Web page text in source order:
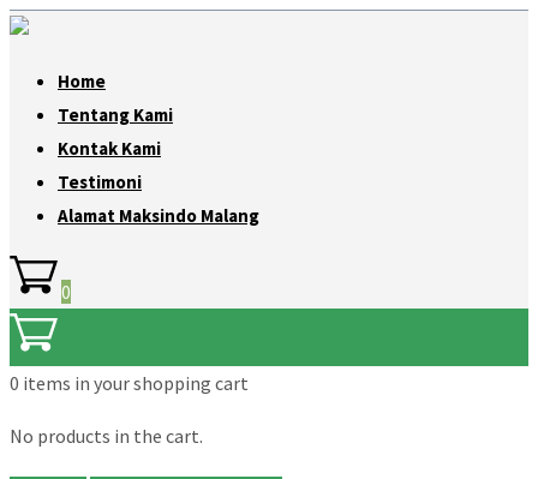
Home
Tentang Kami
Kontak Kami
Testimoni
Alamat Maksindo Malang
0
0 items in your shopping cart
No products in the cart.